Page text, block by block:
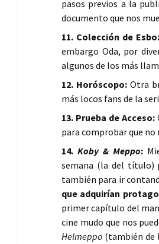
pasos previos a la
documento que nos
11. Colección de
embargo Oda, por
algunos de los más
12. Horóscopo: Otra
más locos fans de la
13. Prueba de Acceso:
para comprobar que
14.Koby & Meppo:
semana (la del título)
también para ir
que adquirían
primer capítulo del
cine mudo que nos
Helmeppo (también de